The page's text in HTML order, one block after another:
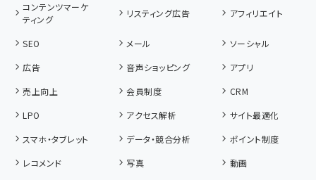
コンテンツマーケ
ティング
リスティング広告 アフィリエイト
SEO メール
ソーシャル
広告
音声ショッピング
アプリ
売上向上
会員制度
CRM
LPO
アクセス解析
サイト最適化
スマホ・タブレット
データ・競合分析
ポイント制度
レコメンド
写真 動画